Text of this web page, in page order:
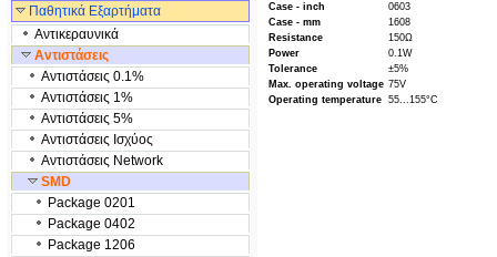
Παθητικά Εξαρτήματα
Αντικεραυνικά
Αντιστάσεις
Αντιστάσεις 0.1%
Αντιστάσεις 1%
Αντιστάσεις 5%
Αντιστάσεις Ισχύος
Αντιστάσεις Network
SMD
Package 0201
Package 0402
Package 1206
Case - inch
0603
Case - mm
1608
Resistance
150Ω
Power
0.1W
Tolerance
±5%
Max. operating voltage 75V
Operating temperature 55...155°C